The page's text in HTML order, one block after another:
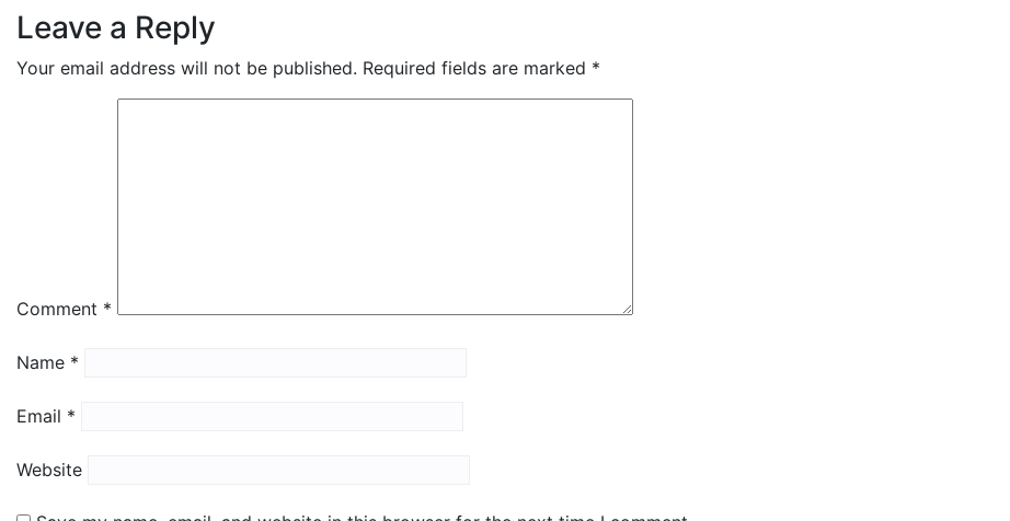
Leave a Reply
Your email address will not be published. Required fields are marked *
Comment *
Name *
Email *
Website